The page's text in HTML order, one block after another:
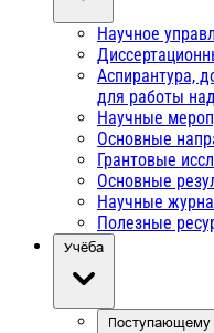
Научное
Аспирантура,
для работы
Научные
Основные
Грантовые
Основные
Научные
Полезные
Учёба
Поступающему